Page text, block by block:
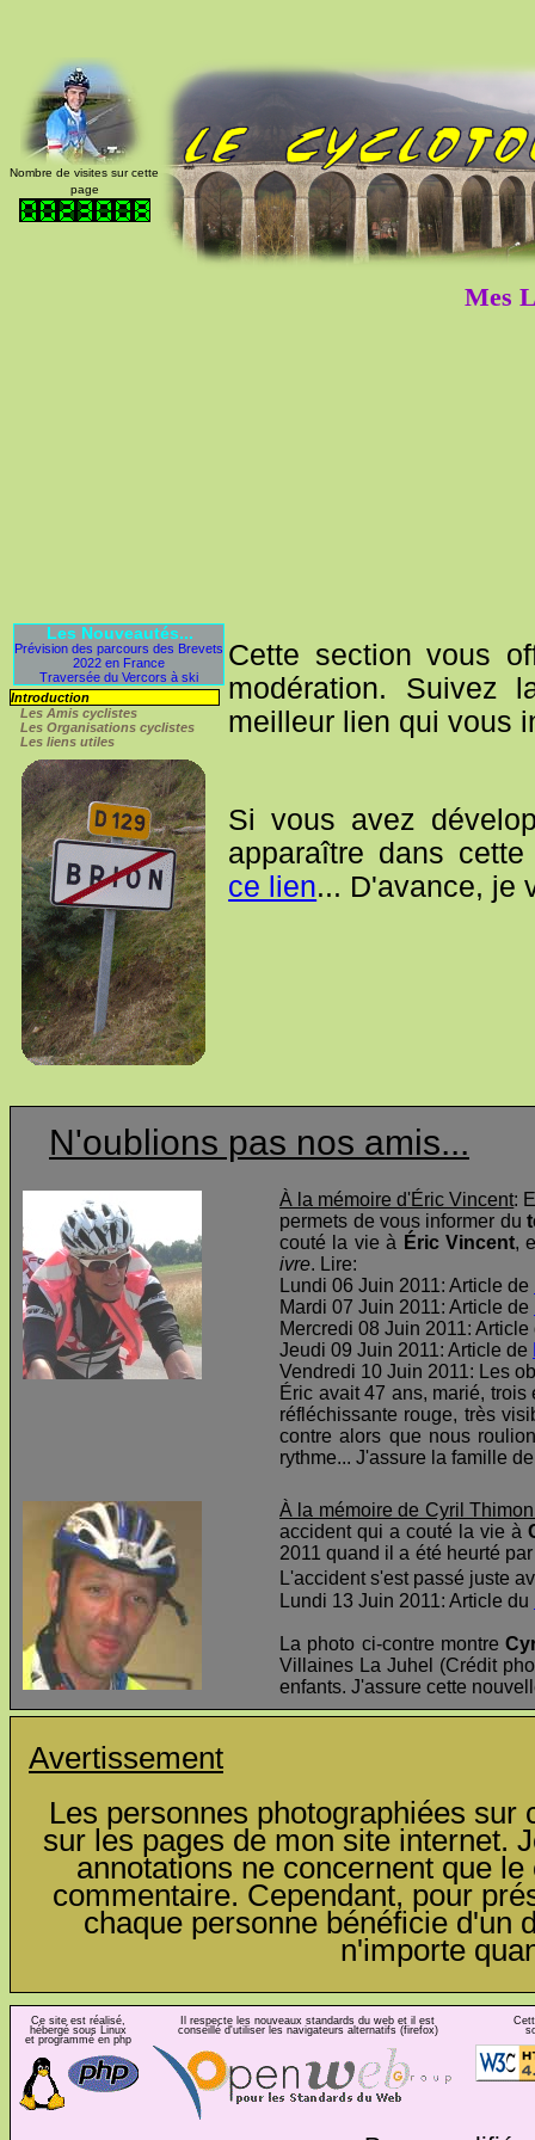
Nombre de visites sur cette
page
Mes
Les Nouveautés...
Prévision des parcours des Brevets
2022 en France
Traversée du Vercors à ski
Introduction
Les Amis cyclistes
Les Organisations cyclistes
Les liens utiles
Cette section vous
modération. Suivez
meilleur lien qui vous
Si vous avez
apparaître dans
ce lien... D'avance, je
N'oublions pas nos amis...
À la mémoire d'Éric Vincent:
permets de vous informer du
couté la vie à Éric Vincent,
ivre. Lire:
Lundi 06 Juin 2011: Article de
Mardi 07 Juin 2011: Article de
Mercredi 08 Juin 2011:
Jeudi 09 Juin 2011: Article de
Vendredi 10 Juin 2011: Les
Éric avait 47 ans, marié,
réfléchissante rouge, très
contre alors que nous
rythme... J'assure la famille
À la mémoire de Cyril
accident qui a couté la vie à
2011 quand il a été heurté
L'accident s'est passé juste
Lundi 13 Juin 2011: Article du
La photo ci-contre montre
Villaines La Juhel (Crédit
enfants. J'assure cette
Avertissement
Les personnes photographiées
sur les pages de mon site internet.
annotations ne concernent que
commentaire. Cependant, pour
chaque personne bénéficie d'un
n'importe
Ce site est réalisé,
hébergé sous Linux
et programmé en php
Il respecte les nouveaux standards du web et il est
conseillé d'utiliser les navigateurs alternatifs (firefox)